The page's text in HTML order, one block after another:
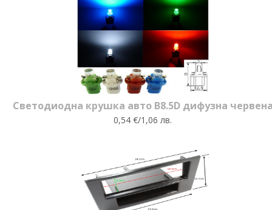
Светодиодна крушка авто B8.5D дифузна
0,54 €/1,06 лв.